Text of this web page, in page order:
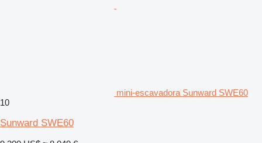
mini-escavadora Sunward SWE60
10
Sunward SWE60